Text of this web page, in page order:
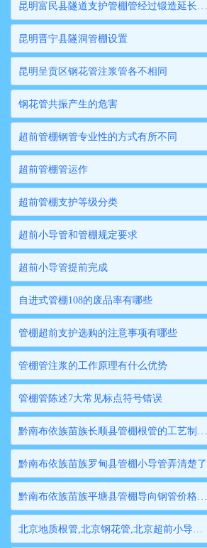
昆明富民县隧道支护管棚管经过锻造延长使用介绍
昆明晋宁县隧洞管棚设置
昆明呈贡区钢花管注浆管各不相同
钢花管共振产生的危害
超前管棚钢管专业性的方式有所不同
超前管棚管运作
超前管棚支护等级分类
超前小导管和管棚规定要求
超前小导管提前完成
自进式管棚108的废品率有哪些
管棚超前支护选购的注意事项有哪些
管棚管注浆的工作原理有什么优势
管棚管陈述7大常见标点符号错误
黔南布依族苗族长顺县管棚根管的工艺制造流程是怎样的
黔南布依族苗族罗甸县管棚小导管弄清楚了
黔南布依族苗族平塘县管棚导向钢管价格实惠
北京地质根管,北京钢花管,北京超前小导管,北京边坡支护管,北京钢管桩,北京隧道注浆管,北京管棚管